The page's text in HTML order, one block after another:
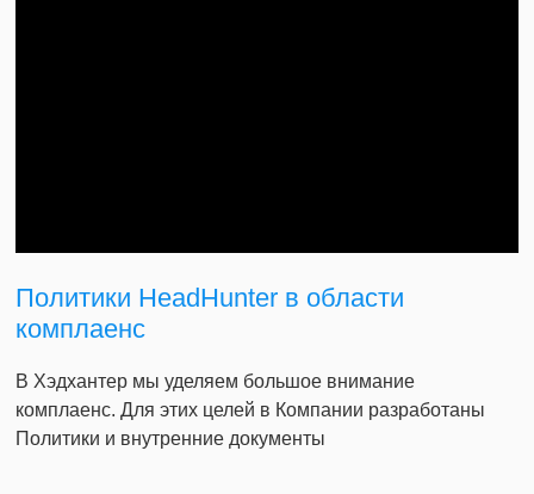
Политики HeadHunter в области
комплаенс
В Хэдхантер мы уделяем большое внимание
комплаенс. Для этих целей в Компании разработаны
Политики и внутренние документы